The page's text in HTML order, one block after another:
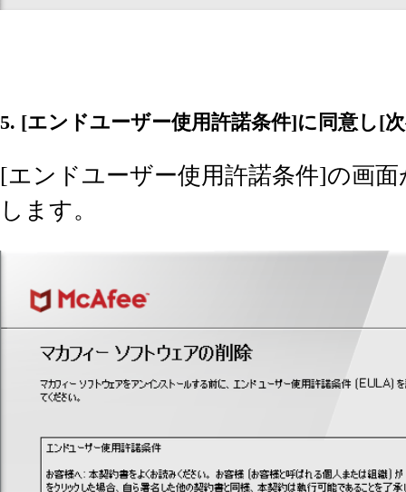
5. [エンドユーザー使用許諾条件]に同意し[
[エンドユーザー使用許諾条件]の画
します。